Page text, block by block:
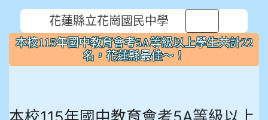
花蓮縣立花崗國民中學
本校115年國中教育會考5A等級以上學生共計22
名，花蓮縣最佳～！
本校115年國中教育會考5A等級以上